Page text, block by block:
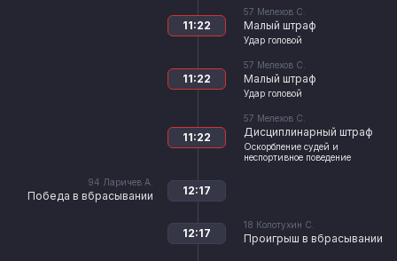
57 Мелехов С.
Малый штраф
Удар головой
11:22
57 Мелехов С.
Малый штраф
Удар головой
11:22
57 Мелехов С.
Дисциплинарный штраф
Оскорбление судей и
неспортивное поведение
11:22
94 Ларичев А.
Победа в вбрасывании 12:17
18 Колотухин С.
Проигрыш в вбрасывании
12:17